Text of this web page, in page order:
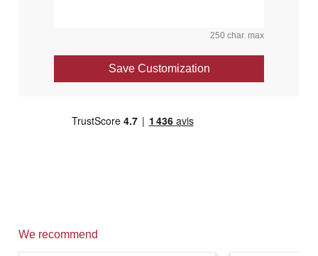
250 char. max
Save Customization
We recommend